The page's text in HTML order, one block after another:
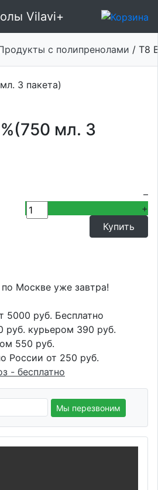
Vilavi+
с полипренолами / Т8
мл. 3
–
+
Москве уже завтра!
5000 руб. Бесплатно
руб. курьером 390 руб.
550 руб.
России от 250 руб.
- бесплатно